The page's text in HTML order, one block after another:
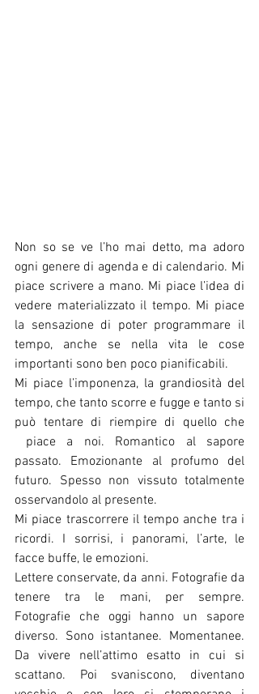
Non so se ve l’ho mai detto, ma adoro
ogni genere di agenda e di calendario. Mi
piace scrivere a mano. Mi piace l’idea di
vedere materializzato il tempo. Mi piace
la sensazione di poter programmare il
tempo, anche se nella vita le cose
importanti sono ben poco pianificabili.
Mi piace l’imponenza, la grandiosità del
tempo, che tanto scorre e fugge e tanto si
può tentare di riempire di quello che
piace a noi. Romantico al sapore
passato. Emozionante al profumo del
futuro. Spesso non vissuto totalmente
osservandolo al presente.
Mi piace trascorrere il tempo anche tra i
ricordi. I sorrisi, i panorami, l’arte, le
facce buffe, le emozioni.
Lettere conservate, da anni. Fotografie da
tenere tra le mani, per sempre.
Fotografie che oggi hanno un sapore
diverso. Sono istantanee. Momentanee.
Da vivere nell’attimo esatto in cui si
scattano. Poi svaniscono, diventano